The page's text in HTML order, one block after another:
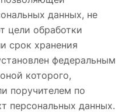
данных, не
цели обработки
срок хранения
федеральным
которого,
поручителем по
персональных данных.